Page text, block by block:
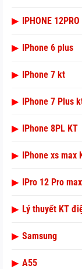
▶ IPHONE
▶ IPhone 6 plus
▶ IPhone 7 kt
▶ IPhone 7 Plus
▶ IPhone 8PL KT
▶ IPhone xs max
▶ IPro 12 Pro max
▶ Lý thuyết KT
▶ Samsung
▶ A55